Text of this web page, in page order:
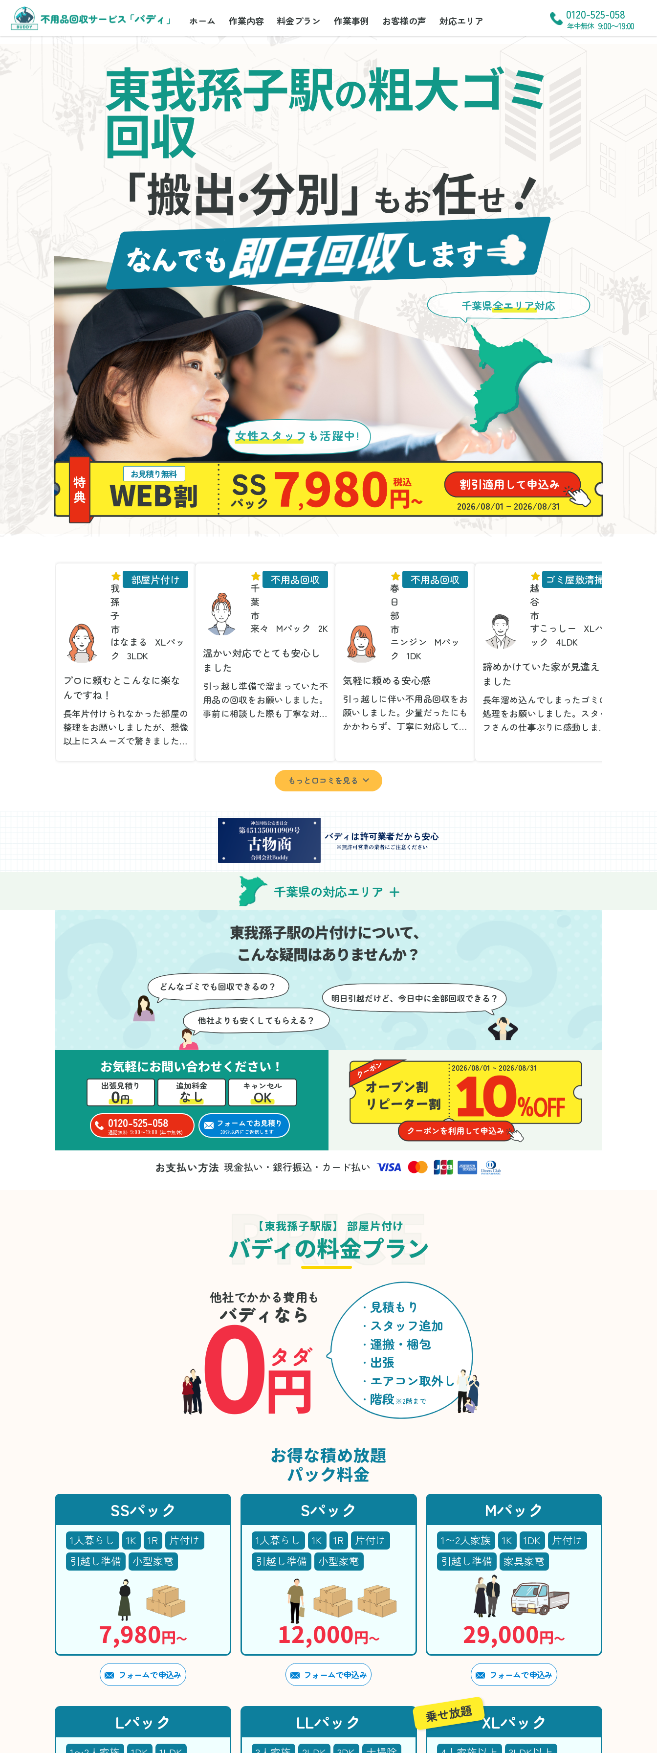
ホーム 作業内容 料金プラン 作業事例 お客様の声 対応エリア 0120-525-058
年中無休 9:00〜19:00
東我孫子駅の粗大ゴミ
回収
「搬出・分別」もお任せ！
2026/08/01 ~ 2026/08/31
女性スタッフ も活躍中!
千葉県全エリア対応
我
孫
子
市
はなまる
XLパッ
ク
3LDK
部屋片付け
プロに頼むとこんなに楽な
んですね！
長年片付けられなかった部屋の
整理をお願いしましたが、想像
以上にスムーズで驚きました。
了後には部屋全体を清掃してい
ただき、まるで新しい家のよう
な清潔感に感動しました。
千
葉
市
来々
Mパック 2K
不用品回収
温かい対応でとても安心し
ました
引っ越し準備で溜まっていた不
用品の回収をお願いしました。
事前に相談した際も丁寧な対応
いものが多かったのですが、手
際よく対応していただき驚きま
ださり、作業の流れや注意点を
しっかり説明していただけたの
で、こちらも安心感を持って作
業を見守ることができました。
運び出しの際も、壁や床を傷つ
けないように細心の注意を払っ
ていただき、家全体がスムーズ
かったです。作業が終わった後
には、こちらからお願いしなく
ても部屋を簡単に清掃していた
だけたのも好印象でした。
さらに、分別の仕方やリサイク
ル可能なものについても教えて
いただき、今後の片付けにも役
立つ知識が増えました。また何
ービスをありがとうございまし
た。
春
日
部
市
ニンジン
Mパッ
ク
1DK
不用品回収
気軽に頼める安心感
引っ越しに伴い不用品回収をお
願いしました。少量だったにも
かかわらず、丁寧に対応してい
じてくださり、次回もぜひお願
いしたいと思いました。
特に、自分では持ち運べない重
業を終えることができました。
事前に見積もりを取った時の価
できました。引っ越し後の片付
とができました。
越
谷
市
すこっしー
XLパ
ック
4LDK
ゴミ屋敷清掃
諦めかけていた家が見違え
ました
長年溜め込んでしまったゴミの
処理をお願いしました。スタッ
フさんの仕事ぶりに感動しまし
もっと口コミを見る
バディは許可業者だから安心
※無許可営業の業者にご注意ください
千葉県の対応エリア
東我孫子駅の片付けについて、
こんな疑問はありませんか？
お気軽にお問い合わせください！
出張見積り
0円
追加料金
なし
キャンセル
OK
0120-525-058
通話無料 9:00〜19:00 (年中無休)
フォームでお見積り
30分以内にご返信します
2026/08/01 ~ 2026/08/31
お支払い方法 現金払い・銀行振込・カード払い
【東我孫子駅版】 部屋片付け
バディの料金プラン
他社でかかる費用も
バディなら
0円
タダ
見積もり
スタッフ追加
運搬・梱包
出張
エアコン取外し
階段 ※2階まで
お得な積め放題
パック料金
SSパック
1人暮らし 1K 1R
片付け
引越し準備
小型家電
7,980円〜
フォームで申込み
Sパック
1人暮らし 1K 1R
片付け
引越し準備
小型家電
12,000円〜
フォームで申込み
Mパック
1〜2人家族 1K 1DK
片付け
引越し準備
家具家電
29,000円〜
フォームで申込み
Lパック LLパック XLパック
乗せ放題